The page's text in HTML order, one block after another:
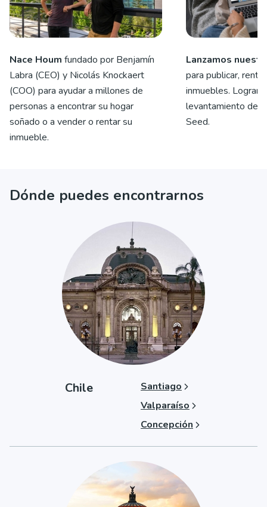
Nace Houm fundado por Benjamín
Labra (CEO) y Nicolás Knockaert
(COO) para ayudar a millones de
personas a encontrar su hogar
soñado o a vender o rentar su
inmueble.
Lanzamos
para publicar,
inmuebles.
levantamiento de
Seed.
Dónde puedes encontrarnos
Chile
Santiago
Valparaíso
Concepción